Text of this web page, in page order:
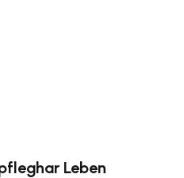
Leben